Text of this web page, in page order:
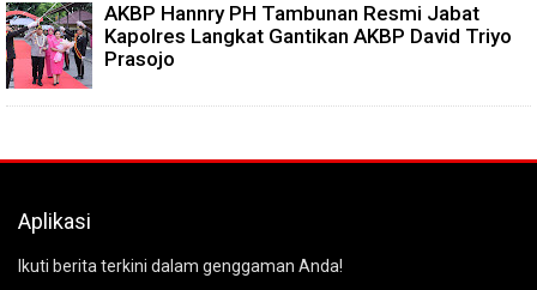
AKBP Hannry PH Tambunan Resmi Jabat
Kapolres Langkat Gantikan AKBP David Triyo
Prasojo
Aplikasi
Ikuti berita terkini dalam genggaman Anda!